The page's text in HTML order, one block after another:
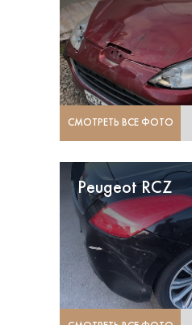
СМОТРЕТЬ ВСЕ ФОТО
Peugeot RCZ